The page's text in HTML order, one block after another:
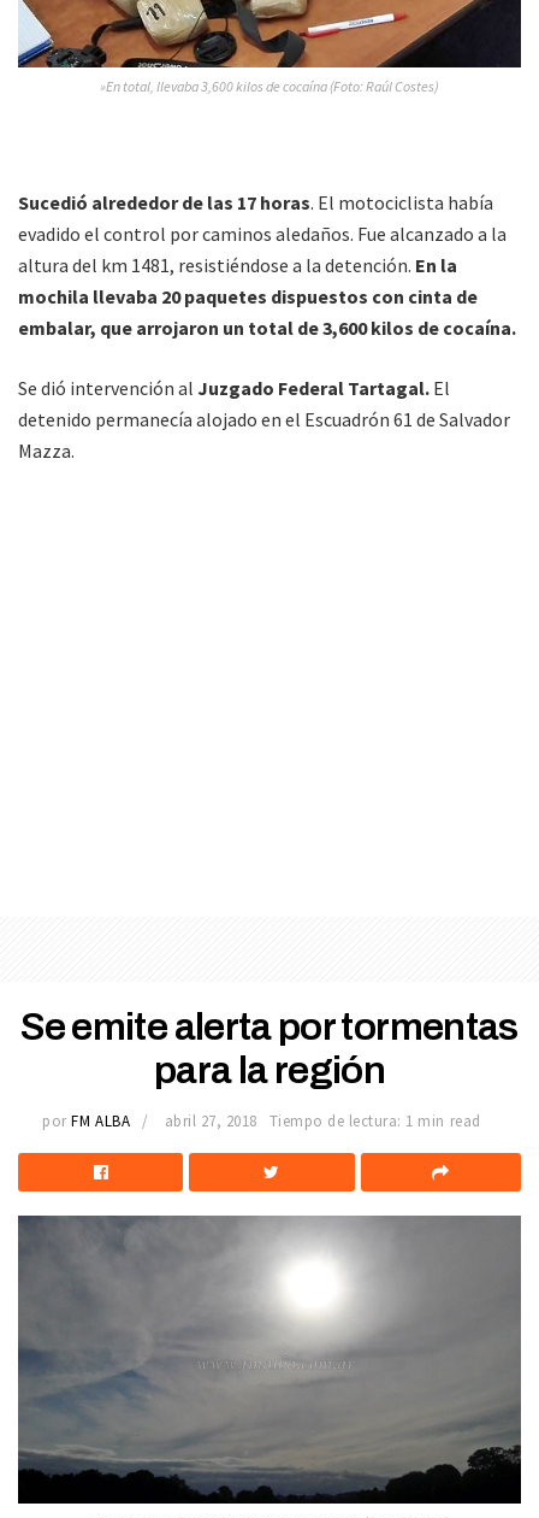
»En total, llevaba 3,600 kilos de cocaína (Foto: Raúl Costes)
Sucedió alrededor de las 17 horas. El motociclista había
evadido el control por caminos aledaños. Fue alcanzado a la
altura del km 1481, resistiéndose a la detención. En la
mochila llevaba 20 paquetes dispuestos con cinta de
embalar, que arrojaron un total de 3,600 kilos de cocaína.
Se dió intervención al Juzgado Federal Tartagal. El
detenido permanecía alojado en el Escuadrón 61 de Salvador
Mazza.
Se emite alerta por tormentas
para la región
por FM ALBA abril 27, 2018 Tiempo de lectura: 1 min read